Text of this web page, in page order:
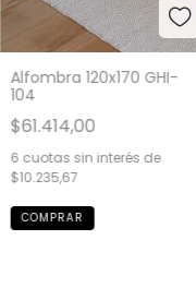
Alfombra 120x170 GHI-
104
$61.414,00
6 cuotas sin interés de
$10.235,67